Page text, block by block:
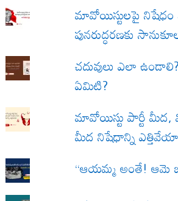
మావోయిస్టులపై నిషేధం
పునరుద్ధరణకు
చదువులు ఎలా
ఏమిటి?
మావోయిస్టు పార్టీ మీద,
మీద నిషేధాన్ని
“ఆయమ్మ అంతే! ఆమె